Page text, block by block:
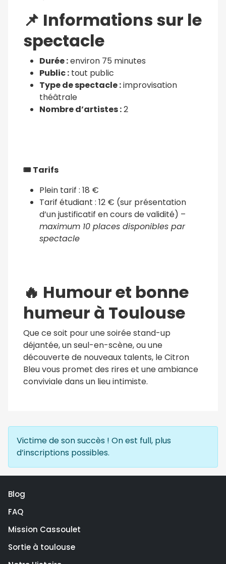
📌 Informations sur le
spectacle
Durée :environ 75 minutes
Public : tout public
Type de spectacle :improvisation
théâtrale
Nombre d’artistes :2
🎟️Tarifs
Plein tarif : 18 €
Tarif étudiant : 12 € (sur présentation
d’un justificatif en cours de validité) –
maximum 10 places disponibles par
spectacle
🔥 Humour et bonne
humeur à Toulouse
Que ce soit pour une soirée stand-up
déjantée, un seul-en-scène, ou une
découverte de nouveaux talents, le Citron
Bleu vous promet des rires et une ambiance
conviviale dans un lieu intimiste.
Victime de son succès ! On est full, plus
d’inscriptions possibles.
Blog
FAQ
Mission Cassoulet
Sortie à toulouse